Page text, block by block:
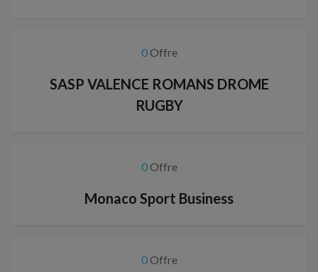
0Offre
SASP VALENCE ROMANS DROME
RUGBY
0Offre
Monaco Sport Business
0Offre